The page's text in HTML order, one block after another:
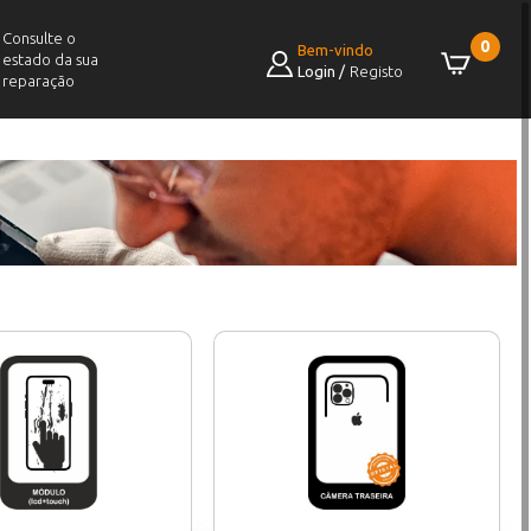
Consulte o
estado da sua
reparação
0
Bem-vindo
Login / Registo